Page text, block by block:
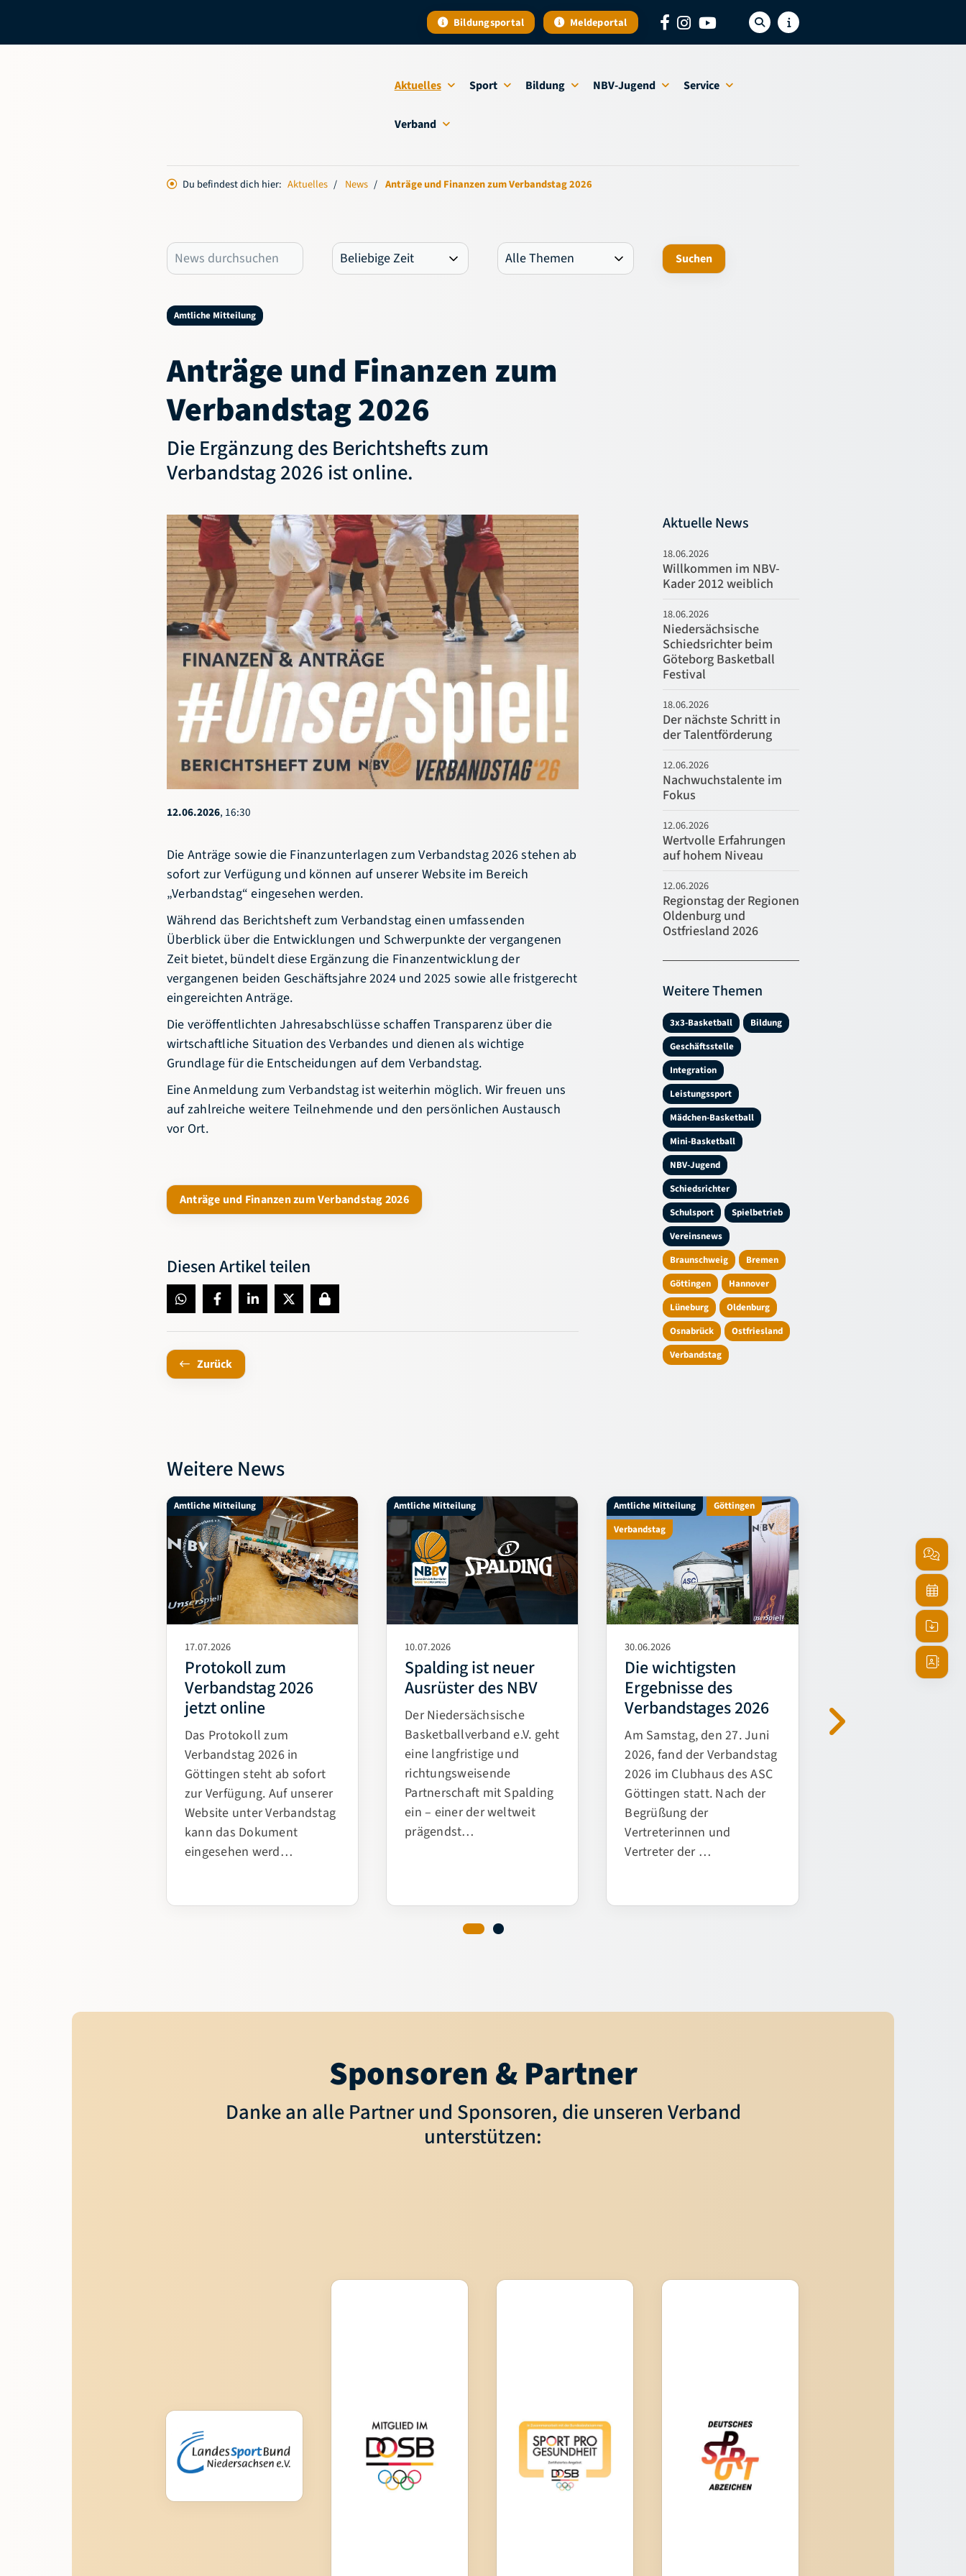
Bildungsportal Meldeportal
Aktuelles Sport Bildung NBV-Jugend Service
Verband
Du befindest dich hier: Aktuelles News Anträge und Finanzen zum Verbandstag 2026
Amtliche Mitteilung
Anträge und Finanzen zum
Verbandstag 2026
Die Ergänzung des Berichtshefts zum
Verbandstag 2026 ist online.
12.06.2026, 16:30
Die Anträge sowie die Finanzunterlagen zum Verbandstag 2026 stehen ab
sofort zur Verfügung und können auf unserer Website im Bereich
„Verbandstag“ eingesehen werden.
Während das Berichtsheft zum Verbandstag einen umfassenden
Überblick über die Entwicklungen und Schwerpunkte der vergangenen
Zeit bietet, bündelt diese Ergänzung die Finanzentwicklung der
vergangenen beiden Geschäftsjahre 2024 und 2025 sowie alle fristgerecht
eingereichten Anträge.
Die veröffentlichten Jahresabschlüsse schaffen Transparenz über die
wirtschaftliche Situation des Verbandes und dienen als wichtige
Grundlage für die Entscheidungen auf dem Verbandstag.
Eine Anmeldung zum Verbandstag ist weiterhin möglich. Wir freuen uns
auf zahlreiche weitere Teilnehmende und den persönlichen Austausch
vor Ort.
Anträge und Finanzen zum Verbandstag 2026
Diesen Artikel teilen
Zurück
Aktuelle News
18.06.2026
Willkommen im NBV-
Kader 2012 weiblich
18.06.2026
Niedersächsische
Schiedsrichter beim
Göteborg Basketball
Festival
18.06.2026
Der nächste Schritt in
der Talentförderung
12.06.2026
Nachwuchstalente im
Fokus
12.06.2026
Wertvolle Erfahrungen
auf hohem Niveau
12.06.2026
Regionstag der Regionen
Oldenburg und
Ostfriesland 2026
Weitere Themen
3x3-Basketball
Bildung
Geschäftsstelle
Integration
Leistungssport
Mädchen-Basketball
Mini-Basketball
NBV-Jugend
Schiedsrichter
Schulsport
Spielbetrieb
Vereinsnews
Braunschweig
Bremen
Göttingen
Hannover
Lüneburg
Oldenburg
Osnabrück
Ostfriesland
Verbandstag
Weitere News
Amtliche Mitteilung
17.07.2026
Protokoll zum
Verbandstag 2026
jetzt online
Das Protokoll zum
Verbandstag 2026 in
Göttingen steht ab sofort
zur Verfügung. Auf unserer
Website unter Verbandstag
kann das Dokument
eingesehen werd…
Amtliche Mitteilung
10.07.2026
Spalding ist neuer
Ausrüster des NBV
Der Niedersächsische
Basketballverband e.V. geht
eine langfristige und
richtungsweisende
Partnerschaft mit Spalding
ein – einer der weltweit
prägendst…
Amtliche Mitteilung
Göttingen
Verbandstag
30.06.2026
Die wichtigsten
Ergebnisse des
Verbandstages 2026
Am Samstag, den 27. Juni
2026, fand der Verbandstag
2026 im Clubhaus des ASC
Göttingen statt. Nach der
Begrüßung der
Vertreterinnen und
Vertreter der …
Aus NBV wird
Sponsoren & Partner
Danke an alle Partner und Sponsoren, die unseren Verband
unterstützen:
Service
Termine
Geschäftsstelle
Niedersächsischer
Basketballverband e.V.
Göttinger Chaussee 115
30459 Hannover
info@nbv-
basketball.de
Aktuelles
News
Termine
Newsletter
Social-Feed
Service
Hallensuche
Vereinssuche
Downloads
Fragen & Antworten